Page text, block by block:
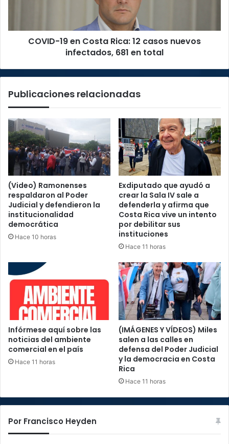
infectados,
COVID-19 en Costa Rica: 12 casos nuevos
infectados, 681 en total
Publicaciones relacionadas
(Video) Ramonenses
respaldaron al Poder
Judicial y defendieron la
institucionalidad
democrática
Hace 10 horas
Exdiputado que ayudó a
crear la Sala IV sale a
defenderla y afirma que
Costa Rica vive un intento
por debilitar sus
instituciones
Hace 11 horas
Infórmese aquí sobre las
noticias del ambiente
comercial en el país
Hace 11 horas
(IMÁGENES Y VÍDEOS) Miles
salen a las calles en
defensa del Poder Judicial
y la democracia en Costa
Rica
Hace 11 horas
Por Francisco Heyden